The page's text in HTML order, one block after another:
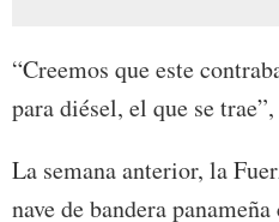
“Creemos que este
para diésel, el que se
La semana anterior, la
nave de bandera